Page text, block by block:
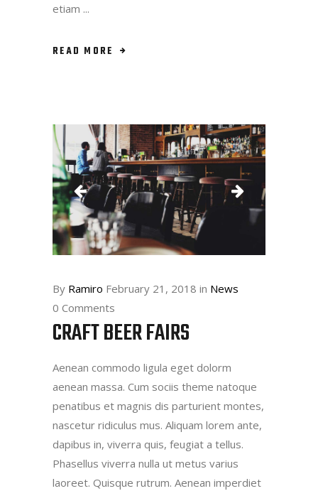
etiam
READ MORE
By Ramiro February 21, 2018 in News
0 Comments
CRAFT BEER FAIRS
Aenean commodo ligula eget dolorm
aenean massa. Cum sociis theme natoque
penatibus et magnis dis parturient montes,
nascetur ridiculus mus. Aliquam lorem ante,
dapibus in, viverra quis, feugiat a tellus.
Phasellus viverra nulla ut metus varius
laoreet. Quisque rutrum. Aenean imperdiet